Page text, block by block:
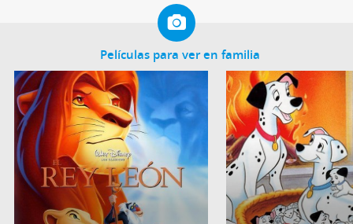
Películas para ver en familia